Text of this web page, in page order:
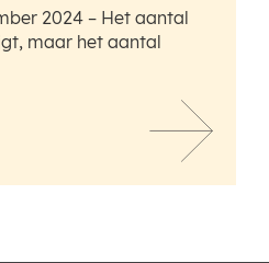
2024 – Het aantal
maar het aantal